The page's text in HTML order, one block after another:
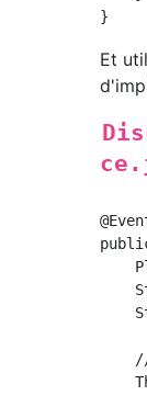
Et